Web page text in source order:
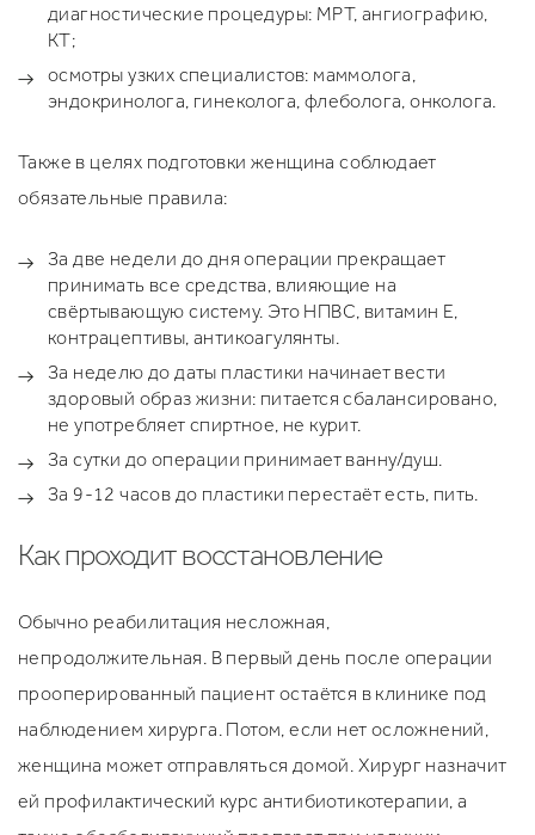
диагностические процедуры: МРТ, ангиографию,
КТ;
осмотры узких специалистов: маммолога,
эндокринолога, гинеколога, флеболога, онколога.
Также в целях подготовки женщина соблюдает
обязательные правила:
За две недели до дня операции прекращает
принимать все средства, влияющие на
свёртывающую систему. Это НПВС, витамин Е,
контрацептивы, антикоагулянты.
За неделю до даты пластики начинает вести
здоровый образ жизни: питается сбалансировано,
не употребляет спиртное, не курит.
За сутки до операции принимает ванну/душ.
За 9-12 часов до пластики перестаёт есть, пить.
Как проходит восстановление
Обычно реабилитация несложная,
непродолжительная. В первый день после операции
прооперированный пациент остаётся в клинике под
наблюдением хирурга. Потом, если нет осложнений,
женщина может отправляться домой. Хирург назначит
ей профилактический курс антибиотикотерапии, а